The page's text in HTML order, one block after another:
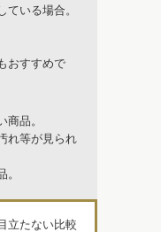
ている場合。
おすすめで
品。
れ等が見られ
立たない比較